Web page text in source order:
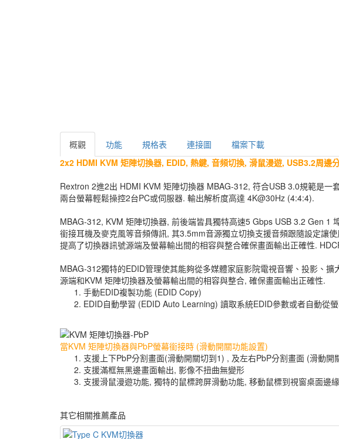
概觀 功能 規格表 連接圖
檔案下載
2x2 HDMI KVM 矩陣切換器, EDID, 熱鍵, 音頻切換, 滑鼠漫遊, USB3.2周邊
Rextron 2進2出 HDMI KVM 矩陣切換器 MBAG-312, 符合USB 3.0規範是
兩台螢幕輕鬆操控2台PC或伺服器. 輸出解析度高達 4K@30Hz (4:4:4).
MBAG-312, KVM 矩陣切換器, 前後端皆具獨特高速5 Gbps USB 3.2 Gen 1
銜接耳機及麥克風等音頻傳訊, 其3.5mm音源獨立切換支援音頻跟隨設定讓
提高了切換器訊號源端及螢幕輸出間的相容與整合確保畫面輸出正確性.
MBAG-312獨特的EDID管理使其能夠從多媒體家庭影院電視音響、投影、
源端和KVM 矩陣切換器及螢幕輸出間的相容與整合, 確保畫面輸出正確性.
手動EDID複製功能 (EDID Copy)
EDID自動學習 (EDID Auto Learning) 讀取系統EDID參數或者自動從
當KVM 矩陣切換器與PbP螢幕銜接時 (滑動開關功能設置)
支援上下PbP分割畫面(滑動開關切到1) , 及左右PbP分割畫面 (滑動開
支援滿框無黑邊畫面輸出, 影像不扭曲無變形
支援滑鼠漫遊功能, 獨特的鼠標跨屏滑動功能, 移動鼠標到視窗桌面
其它相關推薦產品